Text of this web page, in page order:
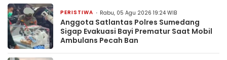
PERISTIWA Rabu, 05 Agu 2026 19:24 WIB
Anggota Satlantas Polres Sumedang
Sigap Evakuasi Bayi Prematur Saat Mobil
Ambulans Pecah Ban